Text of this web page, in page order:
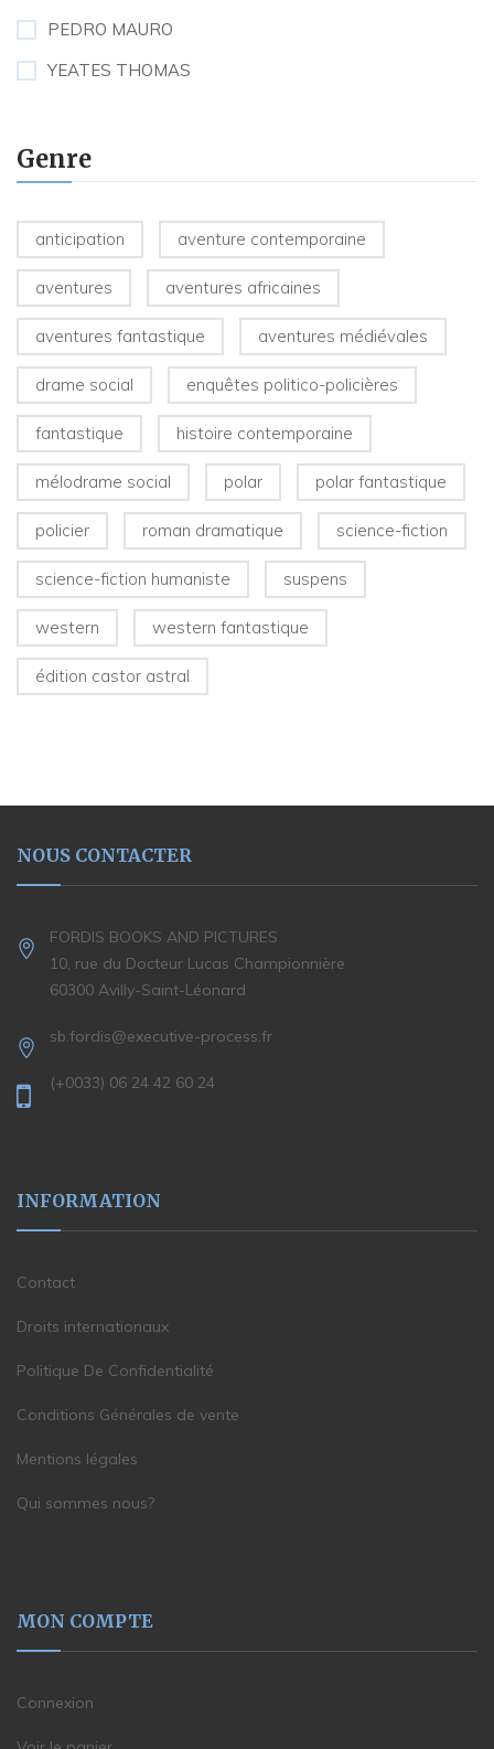
PEDRO MAURO
YEATES THOMAS
Genre
anticipation aventure contemporaine
aventures aventures africaines
aventures fantastique aventures médiévales
drame social enquêtes politico-policières
fantastique histoire contemporaine
mélodrame social polar polar fantastique
policier roman dramatique science-fiction
science-fiction humaniste suspens
western western fantastique
édition castor astral
NOUS CONTACTER
FORDIS BOOKS AND PICTURES
10, rue du Docteur Lucas Championnière
60300 Avilly-Saint-Léonard
sb.fordis@executive-process.fr
(+0033) 06 24 42 60 24
INFORMATION
Contact
Droits internationaux
Politique De Confidentialité
Conditions Générales de vente
Mentions légales
Qui sommes nous?
MON COMPTE
Connexion